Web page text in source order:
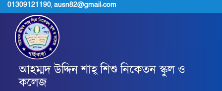
01309121190, ausn82@gmail.com
আহম্মদ উদ্দিন শাহ্ শিশু নিকেতন স্কুল ও
কলেজ